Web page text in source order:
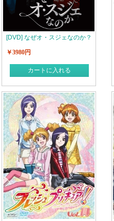
[DVD] なぜオ・スジェなのか？
￥3980円
カートに入れる